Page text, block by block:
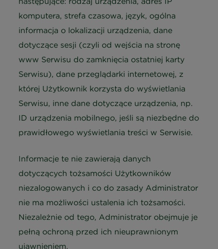
komputera, strefa czasowa, język, ogólna
informacja o lokalizacji urządzenia, dane
dotyczące sesji (czyli od wejścia na stronę
www Serwisu do zamknięcia ostatniej karty
Serwisu), dane przeglądarki internetowej, z
której Użytkownik korzysta do wyświetlania
Serwisu, inne dane dotyczące urządzenia, np.
ID urządzenia mobilnego, jeśli są niezbędne do
prawidłowego wyświetlania treści w Serwisie.
Informacje te nie zawierają danych
dotyczących tożsamości Użytkowników
niezalogowanych i co do zasady Administrator
nie ma możliwości ustalenia ich tożsamości.
Niezależnie od tego, Administrator obejmuje je
pełną ochroną przed ich nieuprawnionym
ujawnieniem.